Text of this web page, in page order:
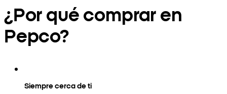
¿Por qué comprar en
Pepco?
Siempre cerca de ti